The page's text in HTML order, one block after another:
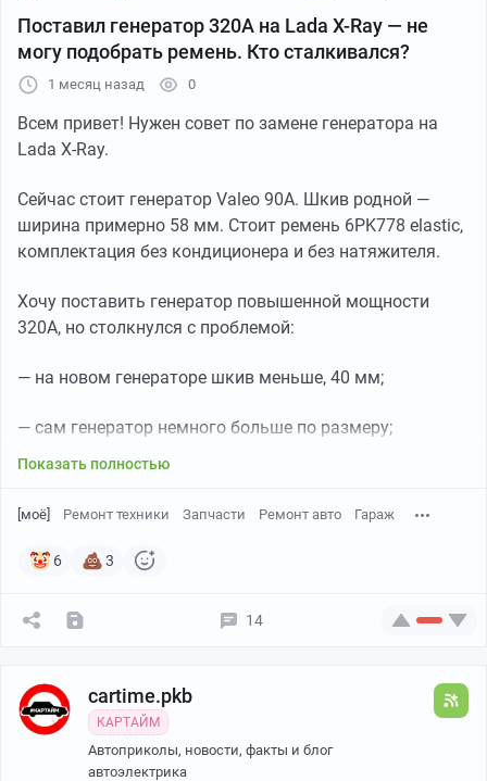
Поставил генератор 320А на Lada X-Ray — не
могу подобрать ремень. Кто сталкивался?
1 месяц назад 0
Всем привет! Нужен совет по замене генератора на
Lada X-Ray.
Сейчас стоит генератор Valeo 90А. Шкив родной —
ширина примерно 58 мм. Стоит ремень 6PK778 elastic,
комплектация без кондиционера и без натяжителя.
Хочу поставить генератор повышенной мощности
320А, но столкнулся с проблемой:
— на новом генераторе шкив меньше, 40 мм;
— сам генератор немного больше по размеру;
Показать полностью
[моё] Ремонт техники Запчасти Ремонт авто Гараж
6 3
14
cartime.pkb
КАРТАЙМ
Автоприколы, новости, факты и блог
автоэлектрика